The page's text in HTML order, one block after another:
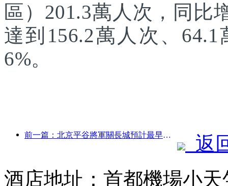
區）201.3萬人次，同比
達到156.2萬人次、
6%。
前一篇：北京平谷將軍關長城預計最早于2026年底開門迎客
返
酒店地址：首都機場小